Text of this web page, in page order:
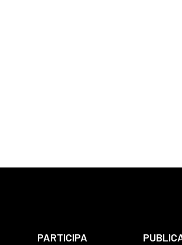
PARTICIPA